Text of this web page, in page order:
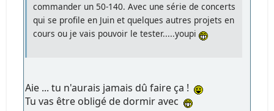
commander un 50-140. Avec une série de concerts
qui se profile en Juin et quelques autres projets en
cours ou je vais pouvoir le tester.....youpi
Aie ... tu n'aurais jamais dû faire ça !
Tu vas être obligé de dormir avec